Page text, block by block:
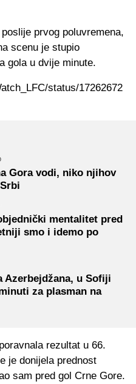
prvog poluvremena,
scenu je stupio
gola u dvije minute.
status/17262672
Gora vodi, niko njihov
mentalitet pred
smo i idemo po
Azerbejdžana, u Sofiji
za plasman na
rezultat u 66.
je donijela prednost
sam pred gol Crne Gore.